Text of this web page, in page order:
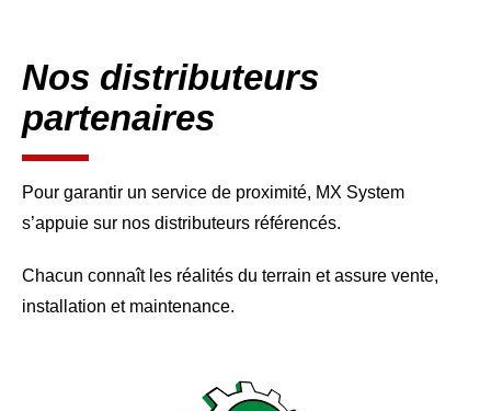
Nos distributeurs
partenaires
Pour garantir un service de proximité, MX System
s’appuie sur nos distributeurs référencés.
Chacun connaît les réalités du terrain et assure vente,
installation et maintenance.